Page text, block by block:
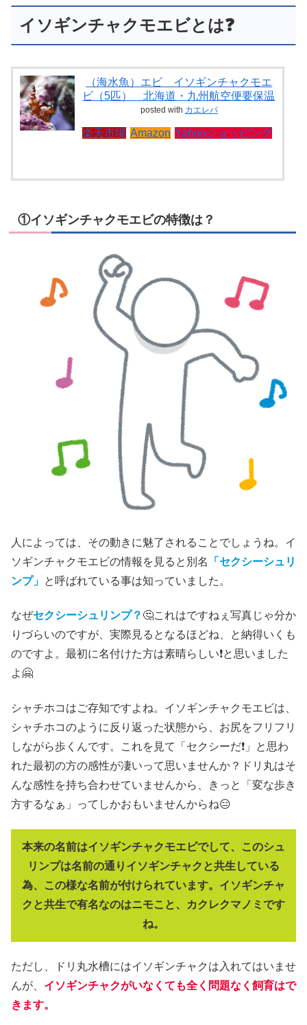
イソギンチャクモエビとは❓
（海水魚）エビ イソギンチャクモエ
ビ（5匹） 北海道・九州航空便要保温
posted with カエレバ
楽天市場 Amazon Yahooショッピング
①イソギンチャクモエビの特徴は？
人によっては、その動きに魅了されることでしょうね。イ
ソギンチャクモエビの情報を見ると別名
「セクシーシュリ
ンプ」 と呼ばれている事は知っていました。
なぜセクシーシュリンプ？ 🤔これはですねぇ写真じゃ分か
りづらいのですが、実際見るとなるほどね、と納得いくも
のですよ。最初に名付けた方は素晴らしい❗と思いました
よ🤗
シャチホコはご存知ですよね。イソギンチャクモエビは、
シャチホコのように反り返った状態から、お尻をフリフリ
しながら歩くんです。これを見て「セクシーだ❗」と思わ
れた最初の方の感性が凄いって思いませんか？ドリ丸はそ
んな感性を持ち合わせていませんから、きっと「変な歩き
方するなぁ」ってしかおもいませんからね😑
本来の名前はイソギンチャクモエビでして、このシュ
リンプは名前の通りイソギンチャクと共生している
為、この様な名前が付けられています。イソギンチャ
クと共生で有名なのはニモこと、カクレクマノミです
ね。
ただし、ドリ丸水槽にはイソギンチャクは入れてはいませ
んが、 イソギンチャクがいなくても全く問題なく飼育はで
きます。